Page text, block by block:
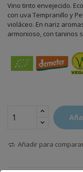
Vino tinto envejecido.
con uva Tempranillo y
violáceo. En nariz
armonioso, con taninos
Añadir para